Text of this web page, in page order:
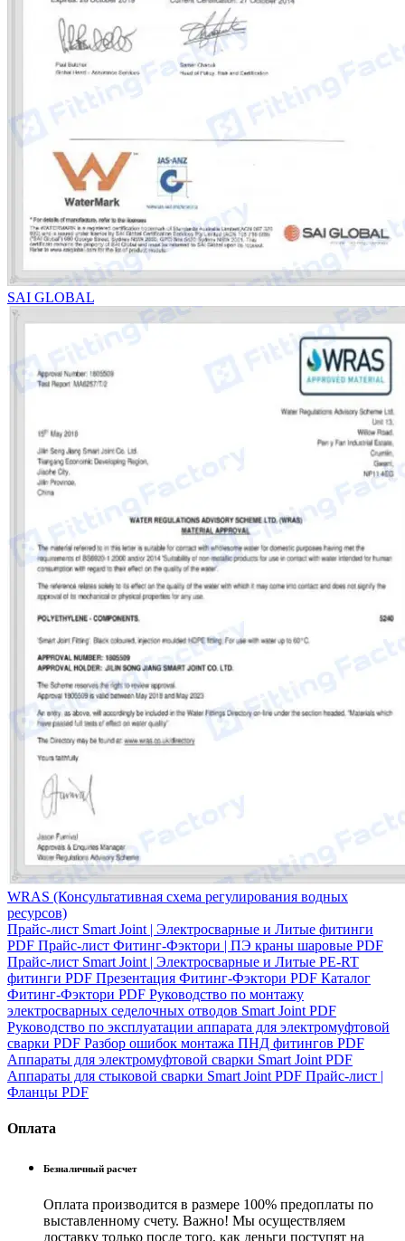
SAI GLOBAL
WRAS (Консультативная схема регулирования водных
ресурсов)
Прайс-лист Smart Joint | Электросварные и Литые фитинги
PDF Прайс-лист Фитинг-Фэктори | ПЭ краны шаровые PDF
Прайс-лист Smart Joint | Электросварные и Литые PE-RT
фитинги PDF Презентация Фитинг-Фэктори PDF Каталог
Фитинг-Фэктори PDF Руководство по монтажу
электросварных седелочных отводов Smart Joint PDF
Руководство по эксплуатации аппарата для электромуфтовой
сварки PDF Разбор ошибок монтажа ПНД фитингов PDF
Аппараты для электромуфтовой сварки Smart Joint PDF
Аппараты для стыковой сварки Smart Joint PDF Прайс-лист |
Фланцы PDF
Оплата
Безналичный расчет
Оплата производится в размере 100% предоплаты по
выставленному счету. Важно! Мы осуществляем
доставку только после того, как деньги поступят на